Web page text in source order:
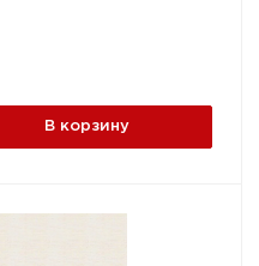
В корзину